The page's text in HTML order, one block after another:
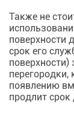
Также не
поверхности
срок его
появлению
продлит